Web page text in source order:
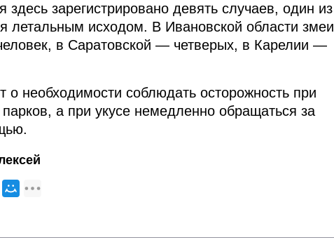
здесь зарегистрировано девять случаев, один из
летальным исходом. В Ивановской области змеи
в Саратовской — четверых, в Карелии —
необходимости соблюдать осторожность при
а при укусе немедленно обращаться за